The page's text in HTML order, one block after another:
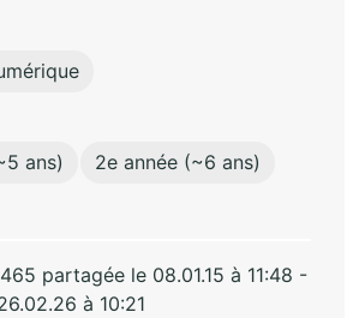
ans) 2e année (~6 ans)
partagée le 08.01.15 à 11:48 -
à 10:21